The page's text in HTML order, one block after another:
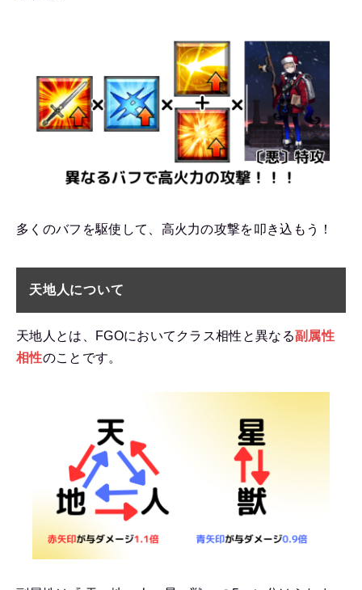
多くのバフを駆使して、高火力の攻撃を叩き込もう！
天地人について
天地人とは、FGOにおいてクラス相性と異なる副属性
相性のことです。